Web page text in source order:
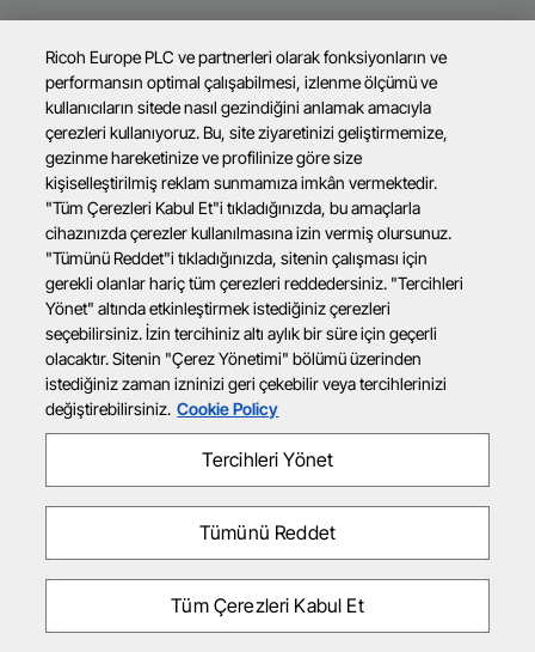
Ricoh Europe PLC ve partnerleri olarak fonksiyonların ve
performansın optimal çalışabilmesi, izlenme ölçümü ve
kullanıcıların sitede nasıl gezindiğini anlamak amacıyla
çerezleri kullanıyoruz. Bu, site ziyaretinizi geliştirmemize,
gezinme hareketinize ve profilinize göre size
kişiselleştirilmiş reklam sunmamıza imkân vermektedir.
"Tüm Çerezleri Kabul Et"i tıkladığınızda, bu amaçlarla
cihazınızda çerezler kullanılmasına izin vermiş olursunuz.
"Tümünü Reddet"i tıkladığınızda, sitenin çalışması için
gerekli olanlar hariç tüm çerezleri reddedersiniz. "Tercihleri
Yönet" altında etkinleştirmek istediğiniz çerezleri
seçebilirsiniz. İzin tercihiniz altı aylık bir süre için geçerli
olacaktır. Sitenin "Çerez Yönetimi" bölümü üzerinden
istediğiniz zaman izninizi geri çekebilir veya tercihlerinizi
değiştirebilirsiniz. Cookie Policy
Tercihleri Yönet
Tümünü Reddet
Tüm Çerezleri Kabul Et